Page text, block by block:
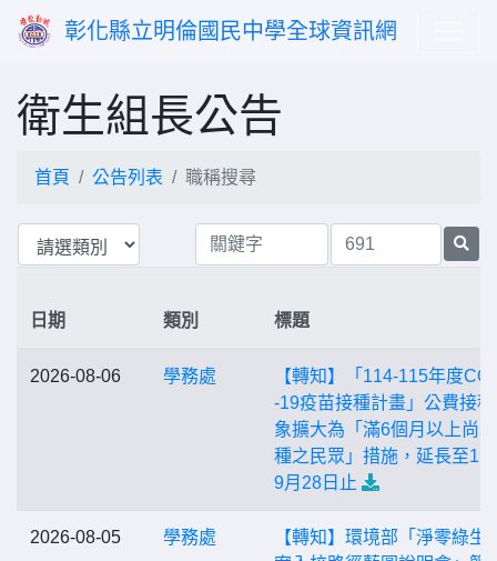
彰化縣立明倫國民中學全球資訊網
衛生組長公告
首頁 公告列表 職稱搜尋
日期 類別 標題
2026-08-06 學務處
【轉知】「114-115年度
-19疫苗接種計畫」公費接
象擴大為「滿6個月以上尚
種之民眾」措施，延長至
9月28日止
2026-08-05 學務處
【轉知】環境部「淨零綠生